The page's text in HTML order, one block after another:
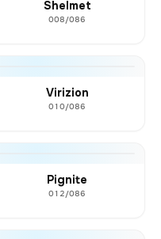
Shelmet
008/086
Virizion
010/086
Pignite
012/086